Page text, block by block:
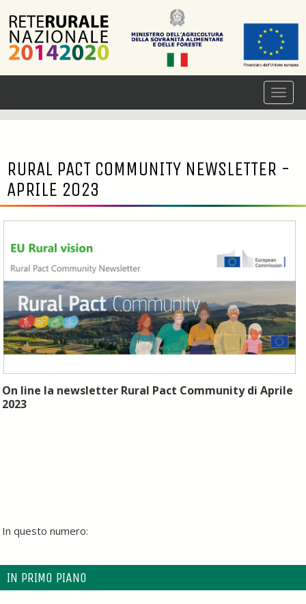
RURAL PACT COMMUNITY NEWSLETTER -
APRILE 2023
On line la newsletter Rural Pact Communitydi Aprile
2023
In questo numero:
IN PRIMO PIANO